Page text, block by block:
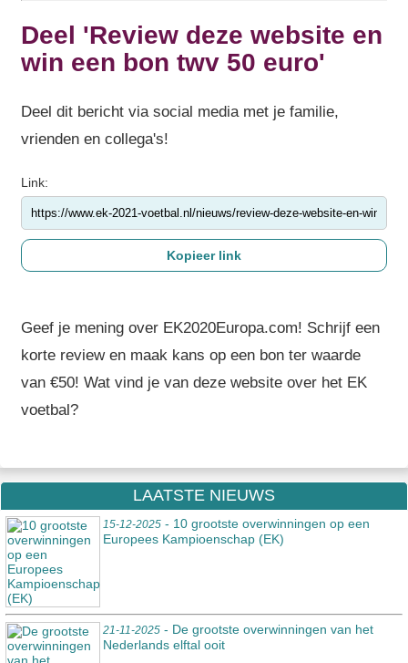
Deel 'Review deze website en
win een bon twv 50 euro'
Deel dit bericht via social media met je familie,
vrienden en collega's!
Link:
Geef je mening over EK2020Europa.com! Schrijf een
korte review en maak kans op een bon ter waarde
van €50! Wat vind je van deze website over het EK
voetbal?
LAATSTE NIEUWS
15-12-2025 - 10 grootste overwinningen op een
Europees Kampioenschap (EK)
21-11-2025 - De grootste overwinningen van het
Nederlands elftal ooit